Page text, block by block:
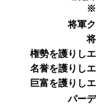
※
将軍
権勢を護りし
名誉を護りし
巨富を護りし
パー